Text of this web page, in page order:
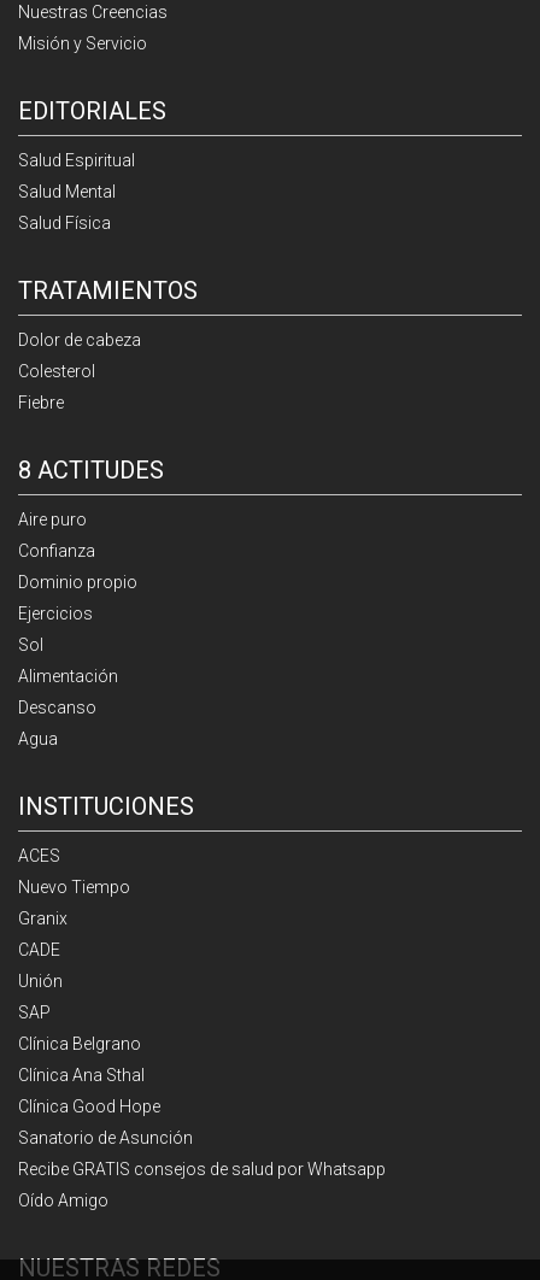
Nuestras Creencias
Misión y Servicio
EDITORIALES
Salud Espiritual
Salud Mental
Salud Física
TRATAMIENTOS
Dolor de cabeza
Colesterol
Fiebre
8 ACTITUDES
Aire puro
Confianza
Dominio propio
Ejercicios
Sol
Alimentación
Descanso
Agua
INSTITUCIONES
ACES
Nuevo Tiempo
Granix
CADE
Unión
SAP
Clínica Belgrano
Clínica Ana Sthal
Clínica Good Hope
Sanatorio de Asunción
Recibe GRATIS consejos de salud por Whatsapp
Oído Amigo
NUESTRAS REDES